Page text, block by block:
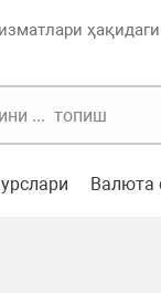
ҳақидаги
Валюта